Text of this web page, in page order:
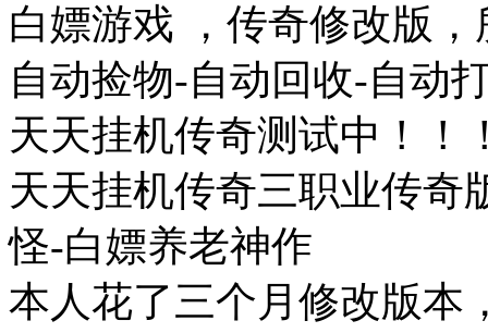
白嫖游戏 ，传奇修改版
自动捡物-自动回收-自动
天天挂机传奇测试中！！
天天挂机传奇三职业传奇
怪-白嫖养老神作
本人花了三个月修改版本